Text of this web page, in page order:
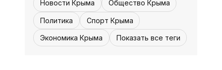
подтвердили - сейчас путь сравнений
номинальных фаворитов и
Новости Крыма Общество Крыма
Политика Спорт Крыма
Экономика Крыма Показать все теги